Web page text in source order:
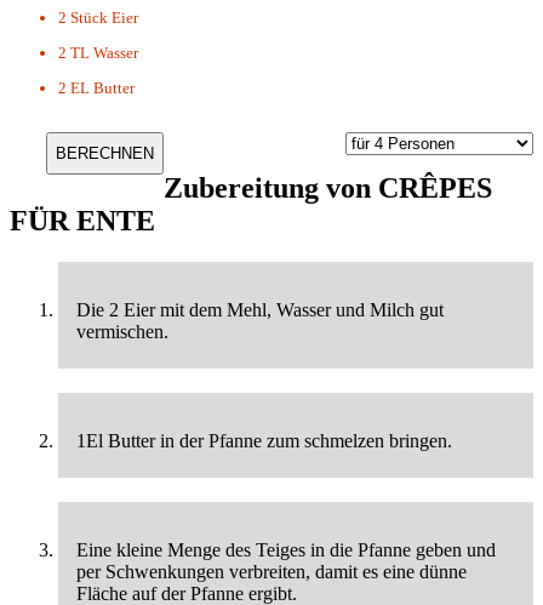
2 Stück Eier
2 TL Wasser
2 EL Butter
Zubereitung von CRÊPES
FÜR ENTE
Die 2 Eier mit dem Mehl, Wasser und Milch gut
vermischen.
1El Butter in der Pfanne zum schmelzen bringen.
Eine kleine Menge des Teiges in die Pfanne geben und
per Schwenkungen verbreiten, damit es eine dünne
Fläche auf der Pfanne ergibt.